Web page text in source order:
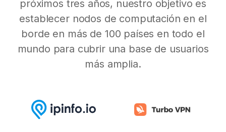
próximos tres años, nuestro objetivo es
establecer nodos de computación en el
borde en más de 100 países en todo el
mundo para cubrir una base de usuarios
más amplia.